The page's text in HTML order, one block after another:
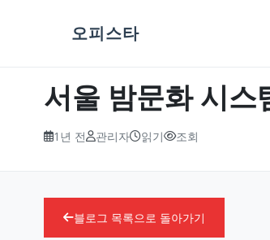
오피스타
서울 밤문화 시스
1년 전 관리자 읽기 조회
블로그 목록으로 돌아가기